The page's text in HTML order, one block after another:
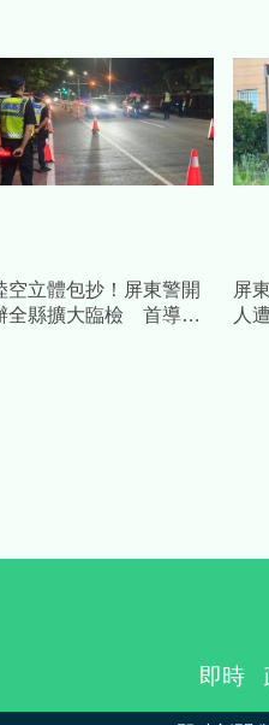
空立體包抄！屏東警開
全縣擴大臨檢 首導入
屏
人
即時